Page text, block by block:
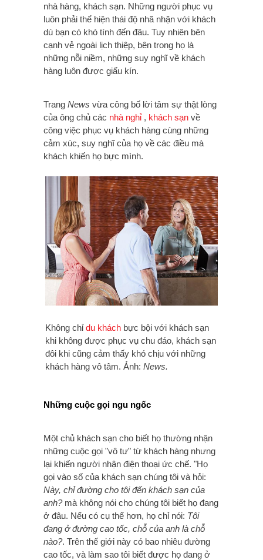
nhà hàng, khách sạn. Những người phục vụ
luôn phải thể hiện thái độ nhã nhặn với khách
dù bạn có khó tính đến đâu. Tuy nhiên bên
cạnh vẻ ngoài lịch thiệp, bên trong họ là
những nỗi niềm, những suy nghĩ về khách
hàng luôn được giấu kín.
Trang News vừa công bố lời tâm sự thật lòng
của ông chủ các nhà nghỉ, khách sạn về
công việc phục vụ khách hàng cùng những
cảm xúc, suy nghĩ của họ về các điều mà
khách khiến họ bực mình.
Không chỉdu khách bực bội với khách sạn
khi không được phục vụ chu đáo, khách sạn
đôi khi cũng cảm thấy khó chịu với những
khách hàng vô tâm. Ảnh: News.
Những cuộc gọi ngu ngốc
Một chủ khách sạn cho biết họ thường nhận
những cuộc gọi "vô tư" từ khách hàng nhưng
lại khiến người nhận điện thoại ức chế. "Họ
gọi vào số của khách sạn chúng tôi và hỏi:
Này, chỉ đường cho tôi đến khách sạn của
anh?mà không nói cho chúng tôi biết họ đang
ở đâu. Nếu có cụ thể hơn, họ chỉ nói: Tôi
đang ở đường cao tốc, chỗ của anh là chỗ
nào?. Trên thế giới này có bao nhiêu đường
cao tốc, và làm sao tôi biết được họ đang ở